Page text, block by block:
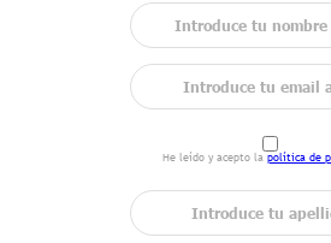
He leído y acepto la política de